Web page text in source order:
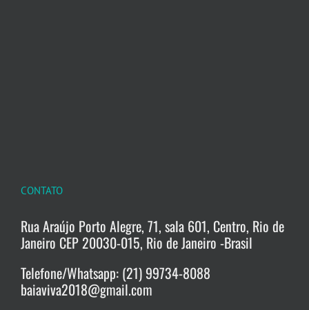
CONTATO
Rua Araújo Porto Alegre, 71, sala 601, Centro, Rio de
Janeiro CEP 20030-015, Rio de Janeiro -Brasil
Telefone/Whatsapp: (21) 99734-8088
baiaviva2018@gmail.com